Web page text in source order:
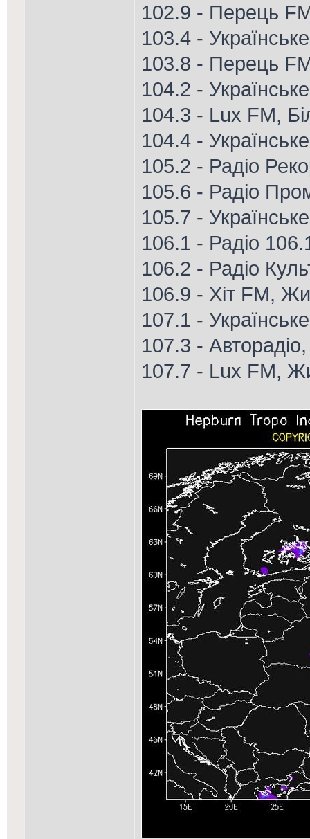
102.9 - Перець
103.4 -
103.8 - Перець
104.2 -
104.3 - Lux FM,
104.4 -
105.2 - Радіо
105.6 - Радіо
105.7 -
106.1 - Радіо
106.2 - Радіо
106.9 - Хіт FM,
107.1 -
107.3 -
107.7 - Lux FM,